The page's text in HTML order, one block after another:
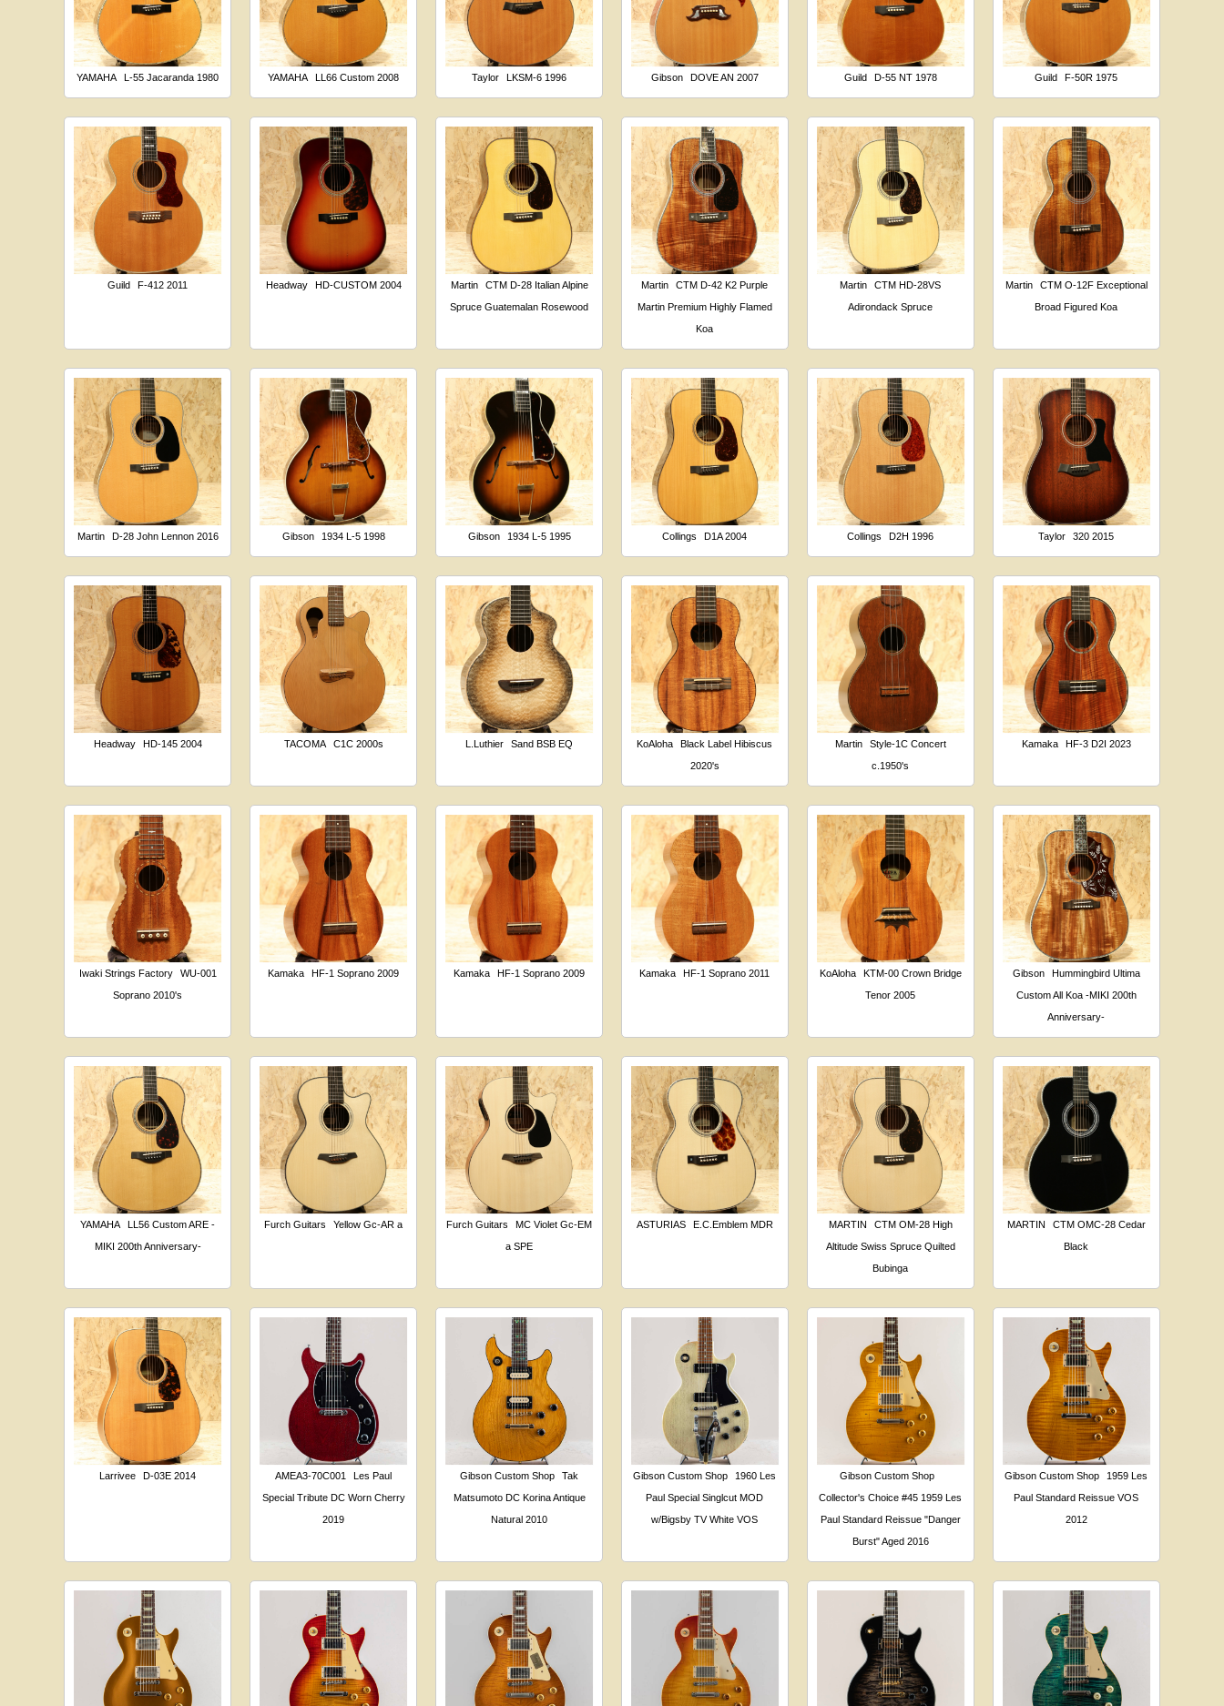
YAMAHA L-55 Jacaranda 1980 YAMAHA LL66 Custom 2008 Taylor LKSM-6 1996 Gibson DOVE AN 2007 Guild D-55 NT 1978 Guild F-50R 1975
Guild F-412 2011 Headway HD-CUSTOM 2004 Martin
CTM D-28 Italian Alpine
Spruce Guatemalan Rosewood
Martin
CTM D-42 K2 Purple
Martin Premium Highly Flamed
Koa
Martin
CTM HD-28VS
Adirondack Spruce
Martin
CTM O-12F Exceptional
Broad Figured Koa
Martin D-28 John Lennon 2016 Gibson 1934 L-5 1998 Gibson 1934 L-5 1995 Collings D1A 2004 Collings D2H 1996 Taylor 320 2015
Headway HD-145 2004 TACOMA C1C 2000s L.Luthier Sand BSB EQ KoAloha
Black Label Hibiscus
2020's
Martin
Style-1C Concert
c.1950's
Kamaka HF-3 D2I 2023
Iwaki Strings Factory
WU-001
Soprano 2010's
Kamaka HF-1 Soprano 2009 Kamaka HF-1 Soprano 2009 Kamaka HF-1 Soprano 2011 KoAloha
KTM-00 Crown Bridge
Tenor 2005
Gibson
Hummingbird Ultima
Custom All Koa -MIKI 200th
Anniversary-
YAMAHA
LL56 Custom ARE -
MIKI 200th Anniversary-
Furch Guitars Yellow Gc-AR a Furch Guitars
MC Violet Gc-EM
a SPE
ASTURIAS E.C.Emblem MDR MARTIN
CTM OM-28 High
Altitude Swiss Spruce Quilted
Bubinga
MARTIN
CTM OMC-28 Cedar
Black
Larrivee D-03E 2014 AMEA3-70C001
Les Paul
Special Tribute DC Worn Cherry
2019
Gibson Custom Shop
Tak
Matsumoto DC Korina Antique
Natural 2010
Gibson Custom Shop
1960 Les
Paul Special Singlcut MOD
w/Bigsby TV White VOS
Gibson Custom Shop
Collector's Choice #45 1959 Les
Paul Standard Reissue "Danger
Burst" Aged 2016
Gibson Custom Shop
1959 Les
Paul Standard Reissue VOS
2012